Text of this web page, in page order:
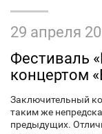
29 апреля
Фестиваль
концертом
Заключительный
таким же
предыдущих.